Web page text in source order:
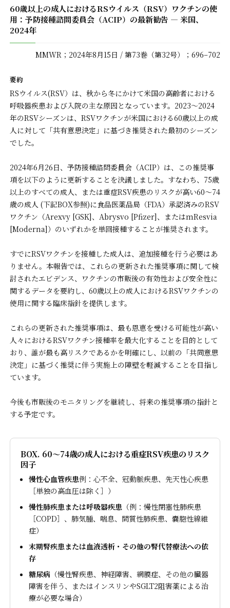
60歳以上の成人におけるRSウイルス（RSV）ワクチンの使
用：予防接種諮問委員会（ACIP）の最新勧告 ― 米国、
2024年
MMWR；2024年8月15日 / 第73巻（第32号）；696–702
要約
RSウイルス(RSV）は、秋から冬にかけて米国の高齢者における
呼吸器疾患および入院の主な原因となっています。2023～2024
年のRSVシーズンは、RSVワクチンが米国における60歳以上の成
人に対して「共有意思決定」に基づき推奨された最初のシーズン
でした。
2024年6月26日、予防接種諮問委員会（ACIP）は、この推奨事
項を以下のように更新することを決議しました。すなわち、75歳
以上のすべての成人、または重症RSV疾患のリスクが高い60～74
歳の成人 (下記BOX参照)に食品医薬品局（FDA）承認済みのRSV
ワクチン（Arexvy [GSK]、Abrysvo [Pfizer]、またはmResvia
[Moderna]）のいずれかを単回接種することが推奨されます。
すでにRSVワクチンを接種した成人は、追加接種を行う必要はあ
りません。本報告では、これらの更新された推奨事項に関して検
討されたエビデンス、ワクチンの市販後の有効性および安全性に
関するデータを要約し、60歳以上の成人におけるRSVワクチンの
使用に関する臨床指針を提供します。
これらの更新された推奨事項は、最も恩恵を受ける可能性が高い
人々におけるRSVワクチン接種率を最大化することを目的として
おり、誰が最も高リスクであるかを明確にし、以前の「共同意思
決定」に基づく推奨に伴う実施上の障壁を軽減することを目指し
ています。
今後も市販後のモニタリングを継続し、将来の推奨事項の指針と
する予定です。
BOX. 60～74歳の成人における重症RSV疾患のリスク
因子
慢性心血管疾患例：心不全、冠動脈疾患、先天性心疾患
［単独の高血圧は除く］）
慢性肺疾患または呼吸器疾患 （例：慢性閉塞性肺疾患
［COPD］、肺気腫、喘息、間質性肺疾患、嚢胞性線維
症）
末期腎疾患または血液透析・その他の腎代替療法への依
存
糖尿病 （慢性腎疾患、神経障害、網膜症、その他の臓器
障害を伴う、またはインスリンやSGLT2阻害薬による治
療が必要な場合）